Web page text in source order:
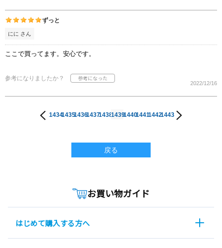
ずっと
にに さん
ここで買ってます。安心です。
参考になりましたか？
2022/12/16
1434143514361437143814391440144114421443
戻る
お買い物ガイド
はじめて購入する方へ